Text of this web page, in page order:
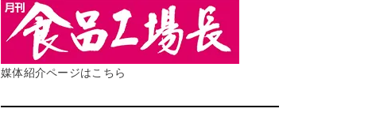
媒体紹介ページはこちら